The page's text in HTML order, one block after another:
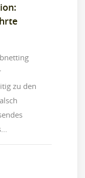
zu den